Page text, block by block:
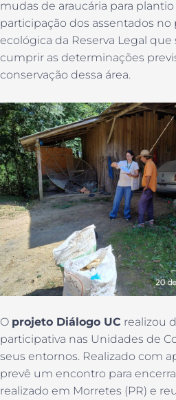
mudas de araucária para
participação dos assentados
ecológica da Reserva Legal
cumprir as determinações
conservação dessa área.
O projeto Diálogo UC realizou
participativa nas Unidades de
seus entornos. Realizado com
prevê um encontro para
realizado em Morretes (PR) e